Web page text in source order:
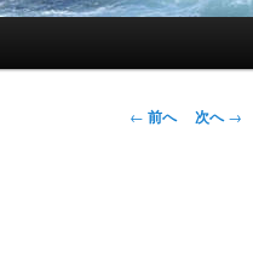
投
← 前へ 次へ→